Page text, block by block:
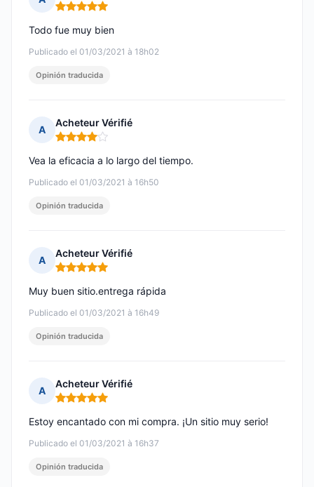
Nota: 5 de 5
Publicado el 01/03/2021 à 18h02
Todo fue muy bien
Opinión traducida
A
Acheteur Vérifié
Nota: 4 de 5
Publicado el 01/03/2021 à 16h50
Vea la eficacia a lo largo del tiempo.
Opinión traducida
A
Acheteur Vérifié
Nota: 5 de 5
Publicado el 01/03/2021 à 16h49
Muy buen sitio.entrega rápida
Opinión traducida
A
Acheteur Vérifié
Nota: 5 de 5
Publicado el 01/03/2021 à 16h37
Estoy encantado con mi compra. ¡Un sitio muy serio!
Opinión traducida